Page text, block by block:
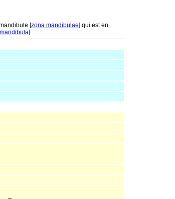
[zona mandibulae] qui est en
mandibula]